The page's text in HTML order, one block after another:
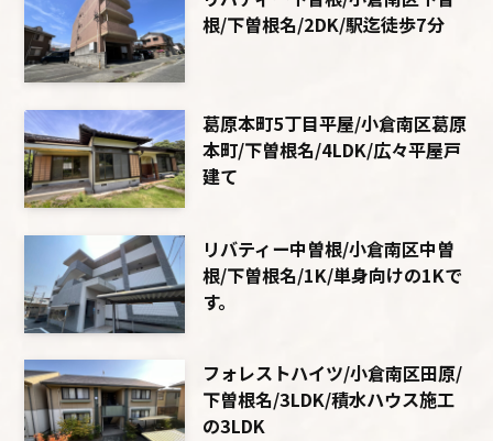
根/下曽根名/2DK/駅迄徒歩7分
葛原本町5丁目平屋/小倉南区葛原
本町/下曽根名/4LDK/広々平屋戸
建て
リバティー中曽根/小倉南区中曽
根/下曽根名/1K/単身向けの1Kで
す。
フォレストハイツ/小倉南区田原/
下曽根名/3LDK/積水ハウス施工
の3LDK